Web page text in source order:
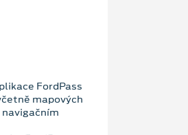
FordPass
mapových